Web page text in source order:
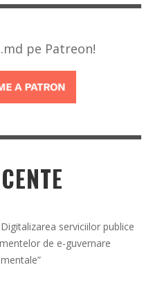
pe Patreon!
serviciilor publice
de e-guvernare